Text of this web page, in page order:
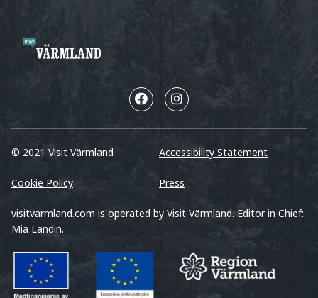
© 2021 Visit Värmland Accessibility Statement
Cookie Policy Press
visitvarmland.com is operated by Visit Värmland. Editor in Chief:
Mia Landin.